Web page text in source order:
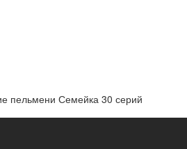
пельмени Семейка 30 серий